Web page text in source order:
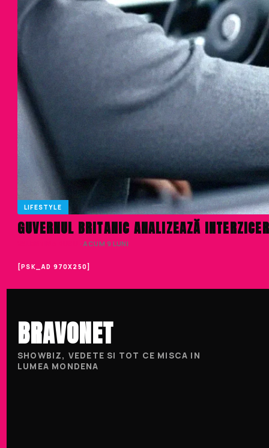
LIFESTYLE
GUVERNUL BRITANIC ANALIZEAZĂ
· ACUM 9 LUNI
[PSK_AD 970X250]
BRAVONET
SHOWBIZ, VEDETE SI TOT CE MISCA IN
LUMEA MONDENA